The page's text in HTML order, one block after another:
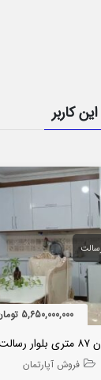
کاربر
5,650,000,000 تومان
فروش آپارتمان